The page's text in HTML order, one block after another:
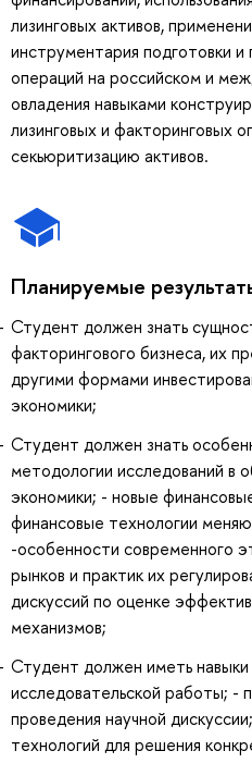
лизинговых активов,
инструментария подготовки и
операций на российском и
овладения навыками
лизинговых и факторинговых
секьюритизацию активов.
Планируемые
Студент должен знать
факторингового бизнеса, их
другими формами
экономики;
Студент должен знать
методологии исследований в
экономики; - новые
финансовые технологии
-особенности современного
рынков и практик их
дискуссий по оценке
механизмов;
Студент должен иметь
исследовательской работы; -
проведения научной
технологий для решения